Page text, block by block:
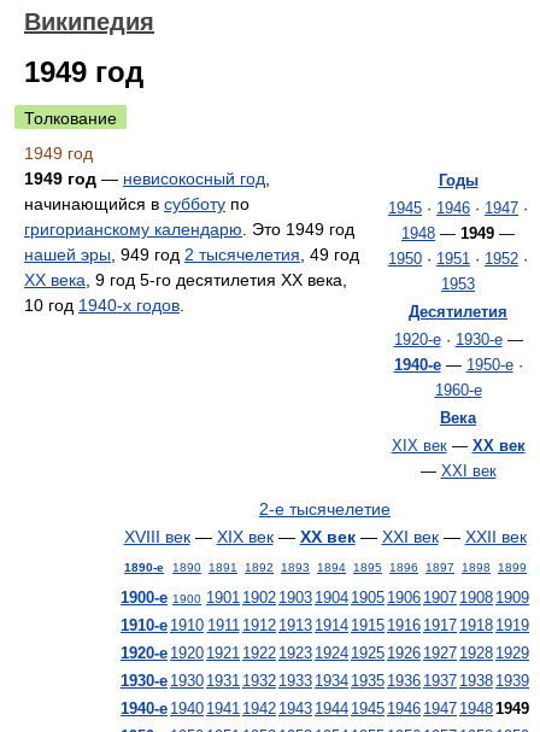
Википедия
1949 год
Толкование
1949 год
Годы
1945 · 1946 · 1947 ·
1948 — 1949 —
1950 · 1951 · 1952 ·
1953
Десятилетия
1920-е· 1930-е—
1940-е— 1950-е·
1960-е
Века
XIX век— XX век
— XXI век
2-е тысячелетие
XVIII век— XIX век— XX век— XXI век— XXII век
1890-е 1890 1891 1892 1893 1894 1895 1896 1897 1898 1899
1900-е 1900 1901 1902 1903 1904 1905 1906 1907 1908 1909
1910-е 1910 1911 1912 1913 1914 1915 1916 1917 1918 1919
1920-е 1920 1921 1922 1923 1924 1925 1926 1927 1928 1929
1930-е 1930 1931 1932 1933 1934 1935 1936 1937 1938 1939
1940-е 1940 1941 1942 1943 1944 1945 1946 1947 19481949
1949 год — невисокосный год
начинающийся в субботу по
григорианскому календарю . Это 1949 год
нашей эры , 949 год 2 тысячелетия , 49 год
XX века , 9 год 5-го десятилетия XX века,
10 год 1940-х годов